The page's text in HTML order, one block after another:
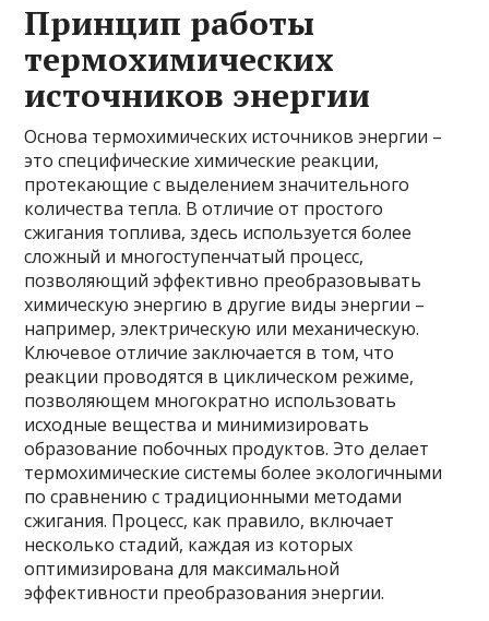
Принцип работы
термохимических
источников энергии
Основа термохимических источников энергии –
это специфические химические реакции,
протекающие с выделением значительного
количества тепла. В отличие от простого
сжигания топлива, здесь используется более
сложный и многоступенчатый процесс,
позволяющий эффективно преобразовывать
химическую энергию в другие виды энергии –
например, электрическую или механическую.
Ключевое отличие заключается в том, что
реакции проводятся в циклическом режиме,
позволяющем многократно использовать
исходные вещества и минимизировать
образование побочных продуктов. Это делает
термохимические системы более экологичными
по сравнению с традиционными методами
сжигания. Процесс, как правило, включает
несколько стадий, каждая из которых
оптимизирована для максимальной
эффективности преобразования энергии.